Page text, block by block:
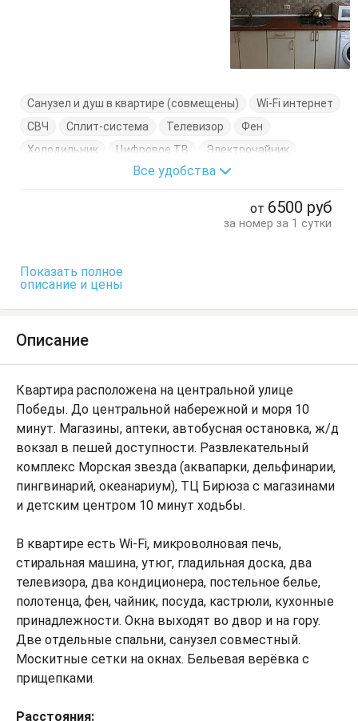
Санузел и душ в квартире (совмещены)
Wi-Fi интернет
СВЧ
Сплит-система Телевизор
Фен
Холодильник
Цифровое ТВ
Электрочайник
Диван-кровать
Кровати двуспальные
Все удобства
от 6500 руб
за номер за 1 сутки
Показать полное
описание и цены
Описание
Квартира расположена на центральной улице
Победы. До центральной набережной и моря 10
минут. Магазины, аптеки, автобусная остановка, ж/д
вокзал в пешей доступности. Развлекательный
комплекс Морская звезда (аквапарки, дельфинарии,
пингвинарий, океанариум), ТЦ Бирюза с магазинами
и детским центром 10 минут ходьбы.
В квартире есть Wi-Fi, микроволновая печь,
стиральная машина, утюг, гладильная доска, два
телевизора, два кондиционера, постельное белье,
полотенца, фен, чайник, посуда, кастрюли, кухонные
принадлежности. Окна выходят во двор и на гору.
Две отдельные спальни, санузел совместный.
Москитные сетки на окнах. Бельевая верёвка с
прищепками.
Расстояния: